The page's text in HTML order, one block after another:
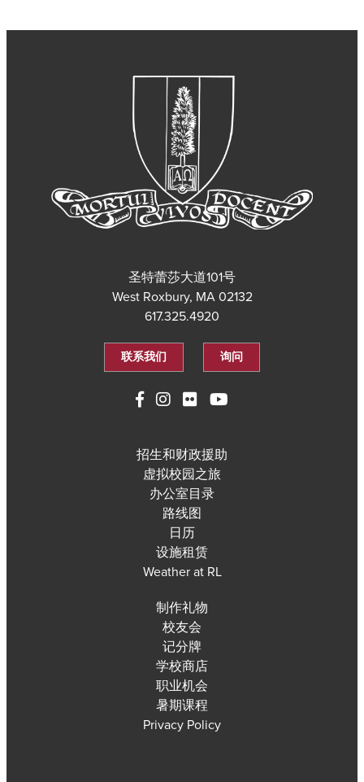
圣特蕾莎大道101号
West Roxbury, MA 02132
617.325.4920
联系我们 询问
招生和财政援助
虚拟校园之旅
办公室目录
路线图
日历
设施租赁
Weather at RL
制作礼物
校友会
记分牌
学校商店
职业机会
暑期课程
Privacy Policy